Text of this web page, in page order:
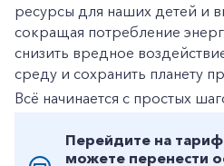
ресурсы для наших детей и
сокращая потребление
снизить вредное
среду и сохранить планету
Всё начинается с простых
Перейдите на
можете перенести